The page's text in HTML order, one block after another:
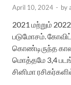
April 10, 2024 - by
2021 மற்றும்
படுமோசம்.
கொண்டிருந்த
மொத்தமே 3,4
சினிமா